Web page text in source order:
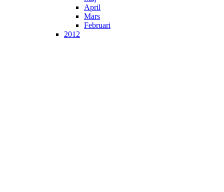
April
Mars
Februari
2012